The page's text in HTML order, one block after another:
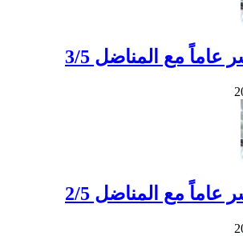
مع المناضل 3/5
مع المناضل 2/5